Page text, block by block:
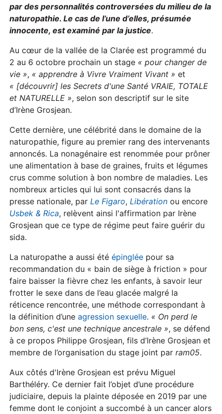
par des personnalités controversées du milieu de la
naturopathie. Le cas de l’une d’elles, présumée
innocente, est examiné par la justice.
Au cœur de la vallée de la Clarée est programmé du
2 au 6 octobre prochain un stage « pour changer de
vie », « apprendre à Vivre Vraiment Vivant » et
« [découvrir] les Secrets d'une Santé VRAIE, TOTALE
et NATURELLE », selon son descriptif sur le site
d’Irène Grosjean.
Cette dernière, une célébrité dans le domaine de la
naturopathie, figure au premier rang des intervenants
annoncés. La nonagénaire est renommée pour prôner
une alimentation à base de graines, fruits et légumes
crus comme solution à bon nombre de maladies. Les
nombreux articles qui lui sont consacrés dans la
presse nationale, par Le Figaro, Libération ou encore
Usbek & Rica, relèvent ainsi l'affirmation par Irène
Grosjean que ce type de régime peut faire guérir du
sida.
La naturopathe a aussi étéépinglée pour sa
recommandation du « bain de siège à friction » pour
faire baisser la fièvre chez les enfants, à savoir leur
frotter le sexe dans de l’eau glacée malgré la
réticence rencontrée, une méthode correspondant à
la définition d’uneagression sexuelle. « On perd le
bon sens, c'est une technique ancestrale », se défend
à ce propos Philippe Grosjean, fils d’Irène Grosjean et
membre de l’organisation du stage joint parram05.
Aux côtés d'Irène Grosjean est prévu Miguel
Barthéléry. Ce dernier fait l’objet d’une procédure
judiciaire, depuis la plainte déposée en 2019 par une
femme dont le conjoint a succombé à un cancer alors